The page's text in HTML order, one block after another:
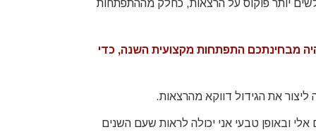
יותר פוקוס על הרצאות, כחלק מההתפתחות
מבחינתכם התפתחות מקצועית השנה, כדי
את הגידול דווקא מהרצאות.
אלי ובאופן טבעי אני יכולה לראות שעם השנים